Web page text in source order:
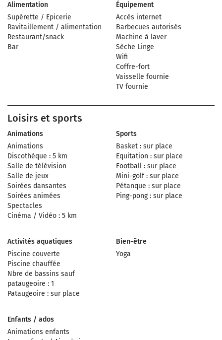
Alimentation
Supérette / Epicerie
Ravitaillement / alimentation
Restaurant/snack
Bar
Équipement
Accès internet
Barbecues autorisés
Machine à laver
Sèche Linge
Wifi
Coffre-fort
Vaisselle fournie
TV fournie
Loisirs et sports
Animations
Animations
Discothèque : 5 km
Salle de télévision
Salle de jeux
Soirées dansantes
Soirées animées
Spectacles
Cinéma / Vidéo : 5 km
Sports
Basket : sur place
Equitation : sur place
Football : sur place
Mini-golf : sur place
Pétanque : sur place
Ping-pong : sur place
Activités aquatiques
Piscine couverte
Piscine chauffée
Nbre de bassins sauf
pataugeoire : 1
Pataugeoire : sur place
Bien-être
Yoga
Enfants / ados
Animations enfants